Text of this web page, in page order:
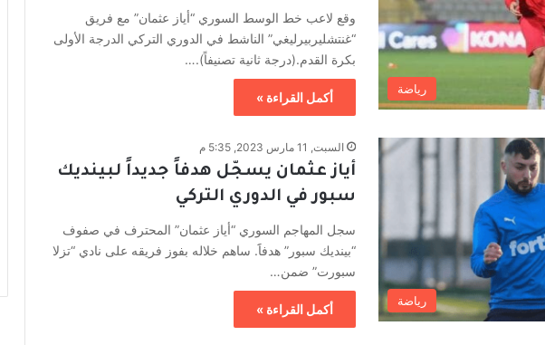
رياضة
وقع لاعب خط الوسط السوري “أياز عثمان” مع فريق
“غنتشليربيرليغي” الناشط في الدوري التركي الدرجة الأولى
بكرة القدم.(درجة ثانية تصنيفاً).…
أكمل القراءة »
رياضة
السبت, 11 مارس 2023, 5:35 م
أياز عثمان يسجّل هدفاً جديداً لبينديك
سبور في الدوري التركي
سجل المهاجم السوري “أياز عثمان” المحترف في صفوف
“بينديك سبور” هدفاََ. ساهم خلاله بفوز فريقه على نادي “تزلا
سبورت” ضمن…
أكمل القراءة »